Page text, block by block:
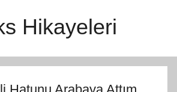
Hikayeleri